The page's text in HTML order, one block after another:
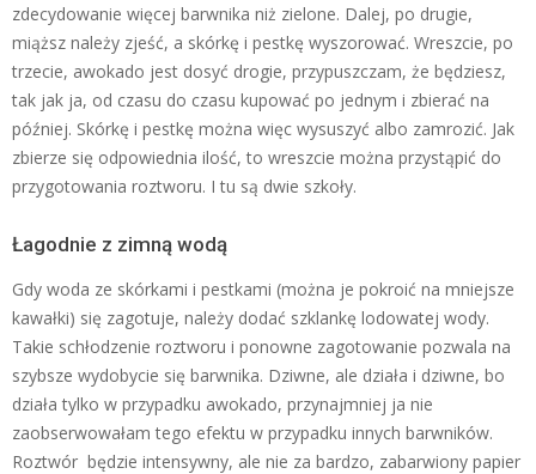
zdecydowanie więcej barwnika niż zielone. Dalej, po drugie,
miąższ należy zjeść, a skórkę i pestkę wyszorować. Wreszcie, po
trzecie, awokado jest dosyć drogie, przypuszczam, że będziesz,
tak jak ja, od czasu do czasu kupować po jednym i zbierać na
później. Skórkę i pestkę można więc wysuszyć albo zamrozić. Jak
zbierze się odpowiednia ilość, to wreszcie można przystąpić do
przygotowania roztworu. I tu są dwie szkoły.
Łagodnie z zimną wodą
Gdy woda ze skórkami i pestkami (można je pokroić na mniejsze
kawałki) się zagotuje, należy dodać szklankę lodowatej wody.
Takie schłodzenie roztworu i ponowne zagotowanie pozwala na
szybsze wydobycie się barwnika. Dziwne, ale działa i dziwne, bo
działa tylko w przypadku awokado, przynajmniej ja nie
zaobserwowałam tego efektu w przypadku innych barwników.
Roztwór będzie intensywny, ale nie za bardzo, zabarwiony papier